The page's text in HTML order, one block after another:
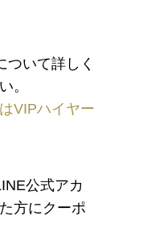
ついて詳しく
。
VIPハイヤー
公式アカ
方にクーポ